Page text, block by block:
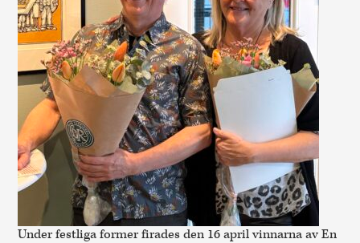
Under festliga former firades den 16 april vinnarna av En